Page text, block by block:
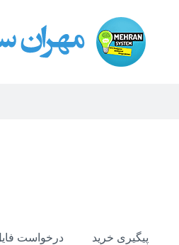
پیگیری خرید درخواست